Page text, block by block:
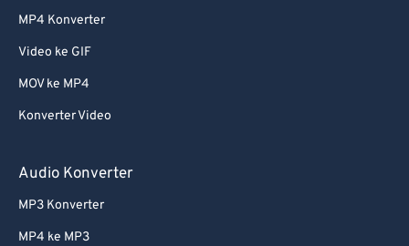
MP4 Konverter
Video ke GIF
MOV ke MP4
Konverter Video
Audio Konverter
MP3 Konverter
MP4 ke MP3